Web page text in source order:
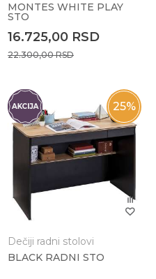
MONTES WHITE PLAY
STO
16.725,00 RSD
22.300,00RSD
25%
Dečiji radni stolovi
BLACK RADNI STO